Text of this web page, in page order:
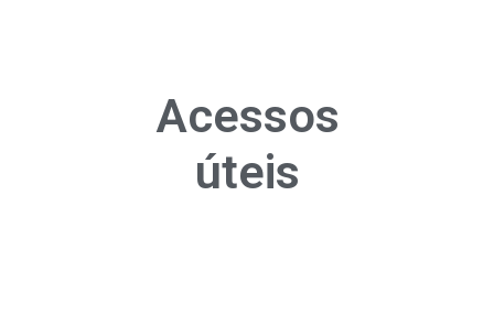
Acessos
úteis